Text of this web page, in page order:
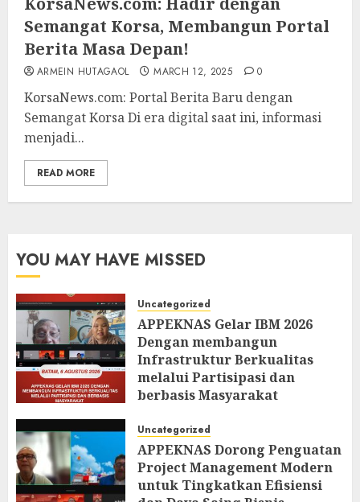
Semangat Korsa, Membangun Portal
Berita Masa Depan!
ARMEIN HUTAGAOL MARCH 12, 2025 0
KorsaNews.com: Portal Berita Baru dengan
Semangat Korsa Di era digital saat ini, informasi
menjadi...
READ MORE
YOU MAY HAVE MISSED
Uncategorized
APPEKNAS Gelar IBM 2026
Dengan membangun
Infrastruktur Berkualitas
melalui Partisipasi dan
berbasis Masyarakat
Uncategorized
APPEKNAS Dorong Penguatan
Project Management Modern
untuk Tingkatkan Efisiensi